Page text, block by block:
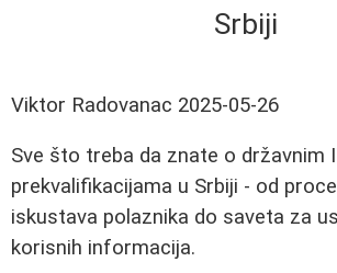
Srbiji
Viktor Radovanac 2025-05-26
Sve što treba da znate o državnim
prekvalifikacijama u Srbiji - od
iskustava polaznika do saveta za
korisnih informacija.